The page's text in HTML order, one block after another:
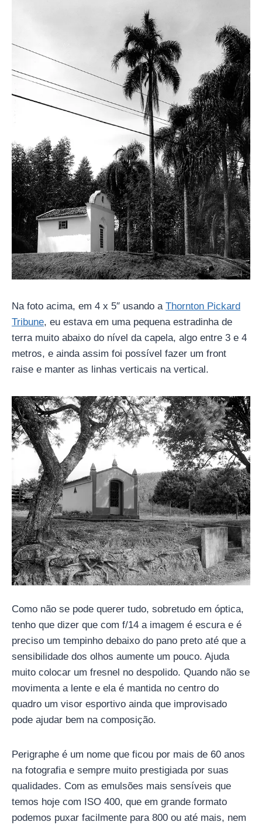
Na foto acima, em 4 x 5″ usando a Thornton Pickard
Tribune, eu estava em uma pequena estradinha de
terra muito abaixo do nível da capela, algo entre 3 e 4
metros, e ainda assim foi possível fazer um front
raise e manter as linhas verticais na vertical.
Como não se pode querer tudo, sobretudo em óptica,
tenho que dizer que com f/14 a imagem é escura e é
preciso um tempinho debaixo do pano preto até que a
sensibilidade dos olhos aumente um pouco. Ajuda
muito colocar um fresnel no despolido. Quando não se
movimenta a lente e ela é mantida no centro do
quadro um visor esportivo ainda que improvisado
pode ajudar bem na composição.
Perigraphe é um nome que ficou por mais de 60 anos
na fotografia e sempre muito prestigiada por suas
qualidades. Com as emulsões mais sensíveis que
temos hoje com ISO 400, que em grande formato
podemos puxar facilmente para 800 ou até mais, nem